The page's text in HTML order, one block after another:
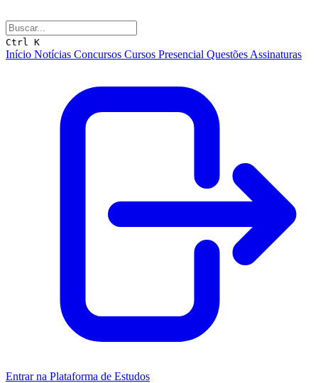
Ctrl K
Início Notícias Concursos Cursos Presencial Questões Assinaturas
Entrar na Plataforma de Estudos